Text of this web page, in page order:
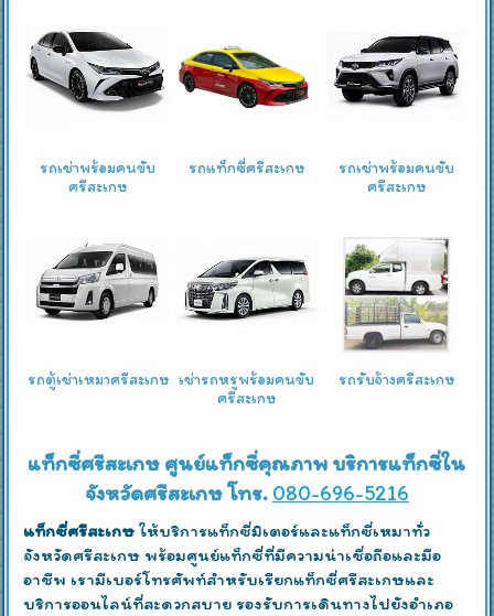
รถเช่าพร้อมคนขับ
ศรีสะเกษ
รถแท็กซี่ศรีสะเกษ
รถเช่าพร้อมคนขับ
ศรีสะเกษ
รถตู้เช่าเหมาศรีสะเกษ เช่ารถหรูพร้อมคนขับ
ศรีสะเกษ
รถรับจ้างศรีสะเกษ
แท็กซี่ศรีสะเกษ ศูนย์แท็กซี่คุณภาพ บริการแท็กซี่ใน
จังหวัดศรีสะเกษ โทร. 080-696-5216
แท็กซี่ศรีสะเกษ ให้บริการแท็กซี่มิเตอร์และแท็กซี่เหมาทั่ว
จังหวัดศรีสะเกษ พร้อมศูนย์แท็กซี่ที่มีความน่าเชื่อถือและมือ
อาชีพ เรามีเบอร์โทรศัพท์สำหรับเรียกแท็กซี่ศรีสะเกษและ
บริการออนไลน์ที่สะดวกสบาย รองรับการเดินทางไปยังอำเภอ